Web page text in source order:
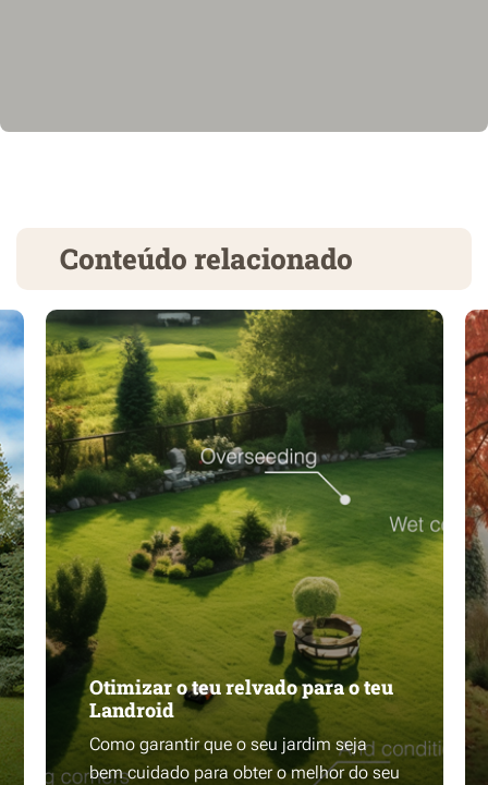
Conteúdo relacionado
Otimizar o teu relvado para o teu
Landroid
Como garantir que o seu jardim seja
bem cuidado para obter o melhor do seu